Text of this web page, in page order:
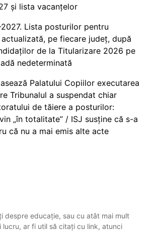
și lista vacanțelor
Lista posturilor pentru
pe fiecare județ, după
de la Titularizare 2026 pe
nedeterminată
Palatului Copiilor executarea
Tribunalul a suspendat chiar
de tăiere a posturilor:
„în totalitate” / ISJ susține că s-a
că nu a mai emis alte acte
despre educație, sau cu atât mai mult
lucru, ar fi util să citați cu link, atunci